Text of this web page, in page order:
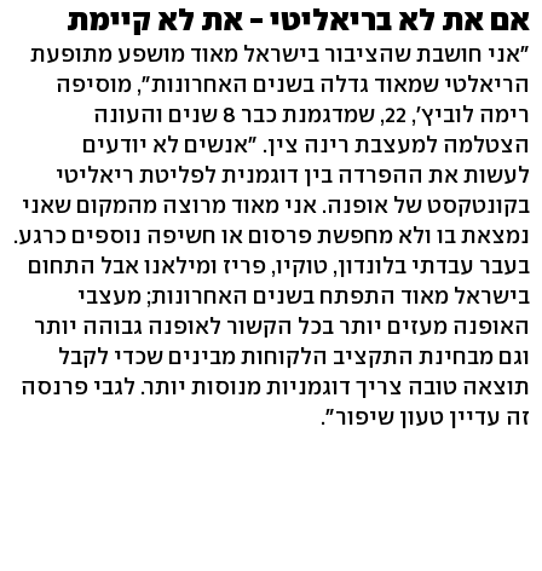
אם את לא בריאליטי - את לא קיימת
"אני חושבת שהציבור בישראל מאוד מושפע מתופעת
הריאלטי שמאוד גדלה בשנים האחרונות", מוסיפה
רימה לוביץ', 22, שמדגמנת כבר 8 שנים והעונה
הצטלמה למעצבת רינה צין. "אנשים לא יודעים
לעשות את ההפרדה בין דוגמנית לפליטת ריאליטי
בקונטקסט של אופנה. אני מאוד מרוצה מהמקום שאני
נמצאת בו ולא מחפשת פרסום או חשיפה נוספים כרגע.
בעבר עבדתי בלונדון, טוקיו, פריז ומילאנו אבל התחום
בישראל מאוד התפתח בשנים האחרונות; מעצבי
האופנה מעזים יותר בכל הקשור לאופנה גבוהה יותר
וגם מבחינת התקציב הלקוחות מבינים שכדי לקבל
תוצאה טובה צריך דוגמניות מנוסות יותר. לגבי פרנסה
זה עדיין טעון שיפור".